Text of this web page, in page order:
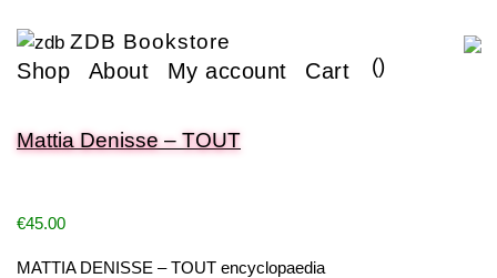
ZDB Bookstore
Shop About My account Cart ()
Mattia Denisse – TOUT
€45.00
MATTIA DENISSE – TOUT encyclopaedia